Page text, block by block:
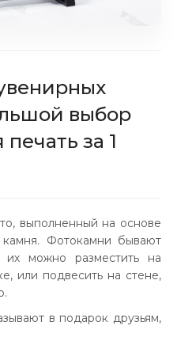
выбор
печать за 1
выполненный на основе
камня. Фотокамни бывают
их можно разместить на
или подвесить на стене,
в подарок друзьям,